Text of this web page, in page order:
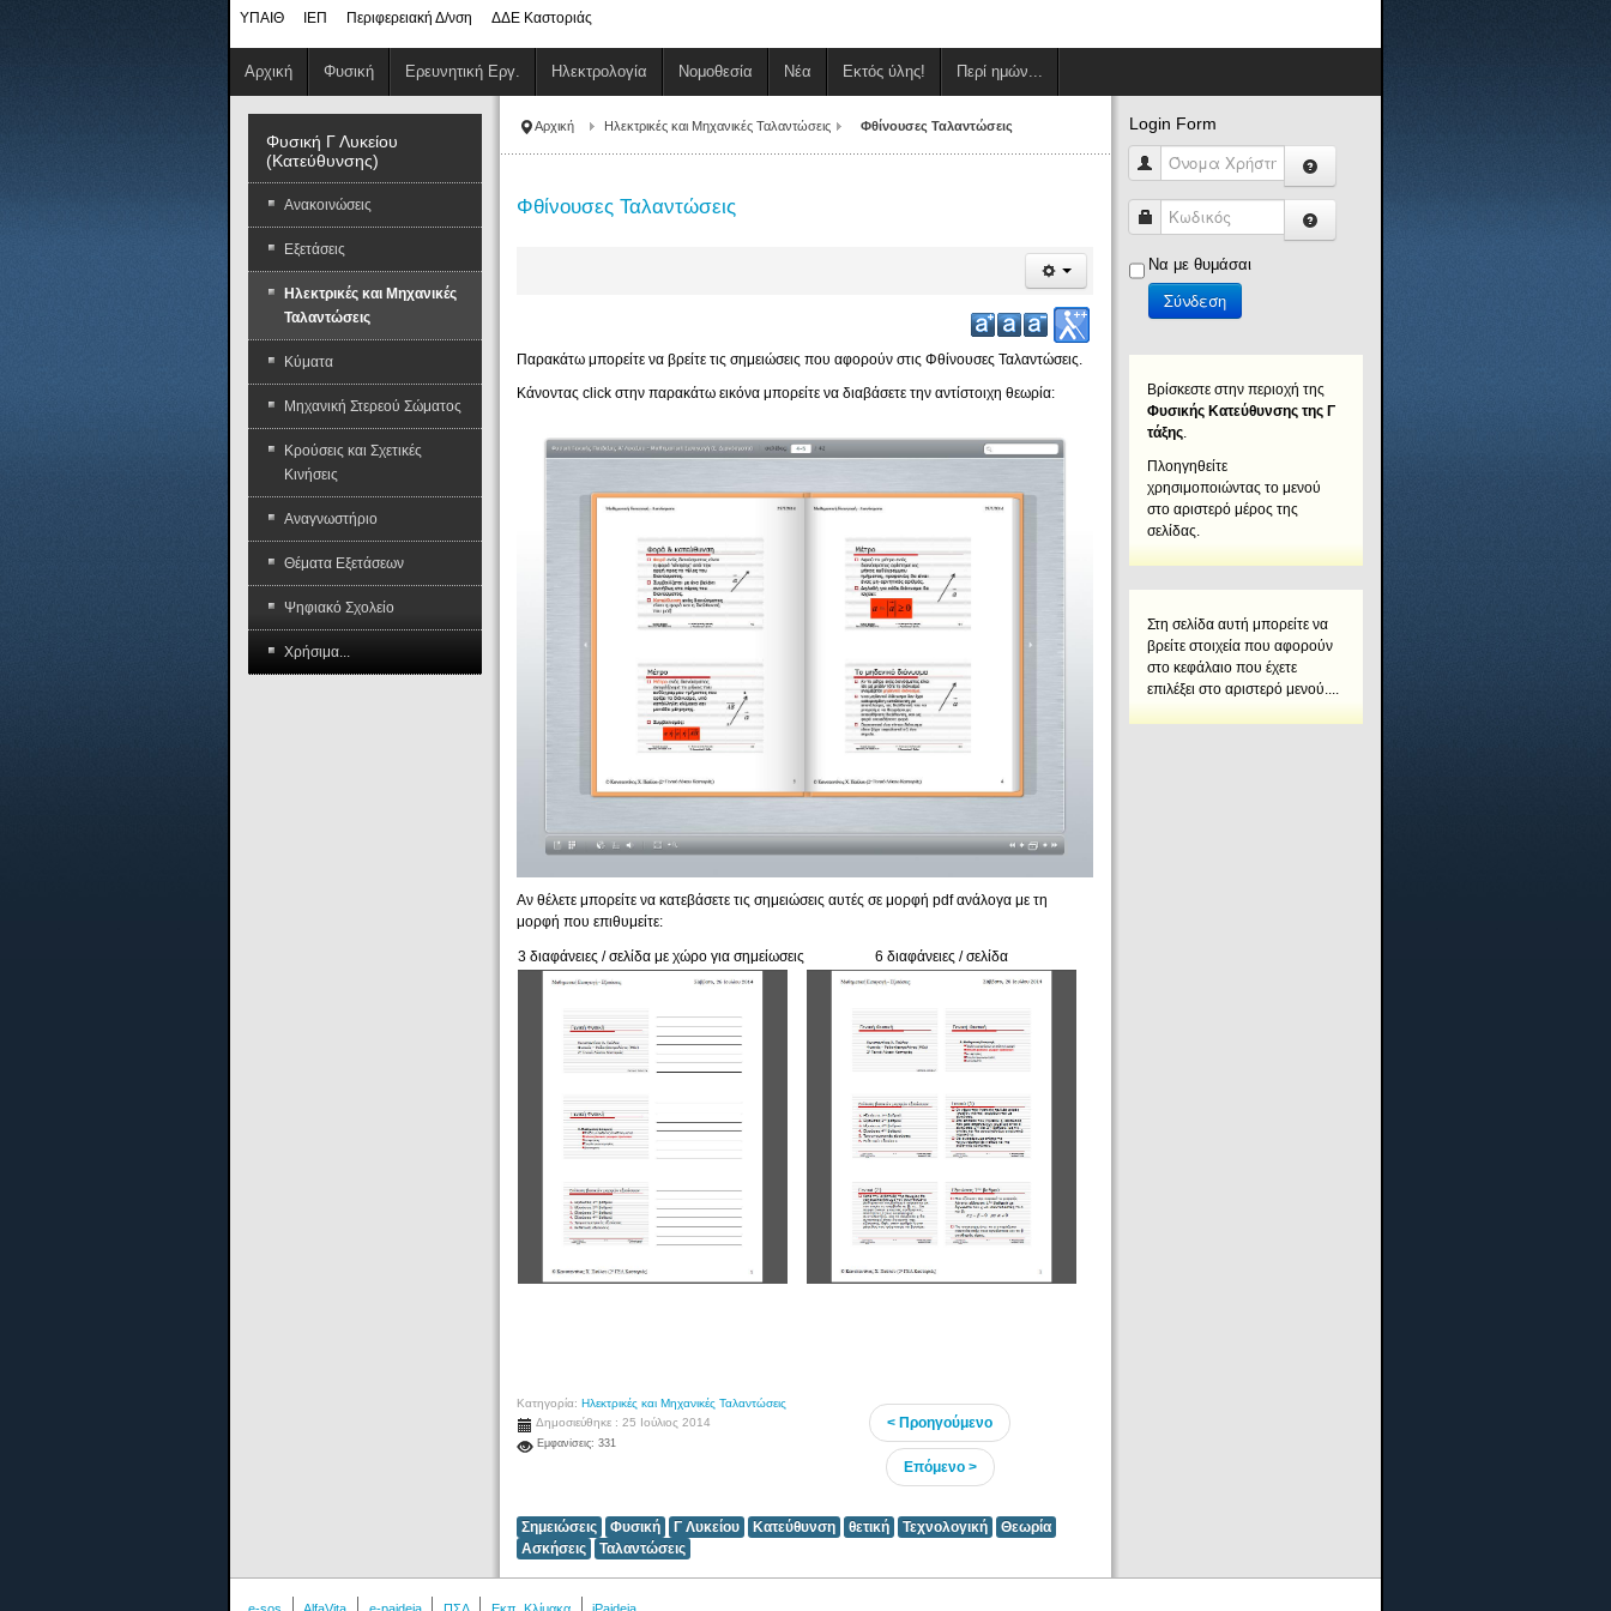
ΥΠΑΙΘ ΙΕΠ Περιφερειακή Δ/νση ΔΔΕ Καστοριάς
Αρχική Φυσική Ερευνητική Εργ. Ηλεκτρολογία Νομοθεσία Νέα Εκτός ύλης! Περί ημών...
Αρχική Ηλεκτρικές και Μηχανικές Ταλαντώσεις Φθίνουσες Ταλαντώσεις
Φθίνουσες Ταλαντώσεις
Παρακάτω μπορείτε να βρείτε τις σημειώσεις που αφορούν στις Φθίνουσες Ταλαντώσεις.
Κάνοντας click στην παρακάτω εικόνα μπορείτε να διαβάσετε την αντίστοιχη θεωρία:
Αν θέλετε μπορείτε να κατεβάσετε τις σημειώσεις αυτές σε μορφή pdf ανάλογα με τη
μορφή που επιθυμείτε:
3 διαφάνειες / σελίδα με χώρο για σημείωσεις 6 διαφάνειες / σελίδα
Κατηγορία:Ηλεκτρικές και Μηχανικές Ταλαντώσεις
Δημοσιεύθηκε : 25 Ιούλιος 2014
Εμφανίσεις: 331
< Προηγούμενο
Επόμενο >
Σημειώσεις Φυσική Γ Λυκείου Κατεύθυνση θετική Τεχνολογική
Θεωρία
Ασκήσεις
Ταλαντώσεις
Φυσική Γ Λυκείου
(Κατεύθυνσης)
Ανακοινώσεις
Εξετάσεις
Ηλεκτρικές και Μηχανικές
Ταλαντώσεις
Κύματα
Μηχανική Στερεού Σώματος
Κρούσεις και Σχετικές
Κινήσεις
Αναγνωστήριο
Θέματα Εξετάσεων
Ψηφιακό Σχολείο
Χρήσιμα...
Login Form
Όνομα Χρήστη
Κωδικός
Να με θυμάσαι
Σύνδεση
Βρίσκεστε στην περιοχή της
Φυσικής Κατεύθυνσης της Γ
τάξης.
Πλοηγηθείτε
χρησιμοποιώντας το μενού
στο αριστερό μέρος της
σελίδας.
Στη σελίδα αυτή μπορείτε να
βρείτε στοιχεία που αφορούν
στο κεφάλαιο που έχετε
επιλέξει στο αριστερό μενού....
e-sos AlfaVita e-paideia ΠΣΔ Εκπ. Κλίμακα iPaideia